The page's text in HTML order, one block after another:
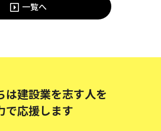
一覧へ
は建設業を志す人を
で応援します